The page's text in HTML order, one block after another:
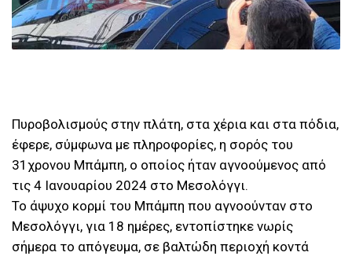
Πυροβολισμούς στην πλάτη, στα χέρια και στα πόδια,
έφερε, σύμφωνα με πληροφορίες, η σορός του
31χρονου Μπάμπη, ο οποίος ήταν αγνοούμενος από
τις 4 Ιανουαρίου 2024 στο Μεσολόγγι.
Το άψυχο κορμί του Μπάμπη που αγνοούνταν στο
Μεσολόγγι, για 18 ημέρες, εντοπίστηκε νωρίς
σήμερα το απόγευμα, σε βαλτώδη περιοχή κοντά